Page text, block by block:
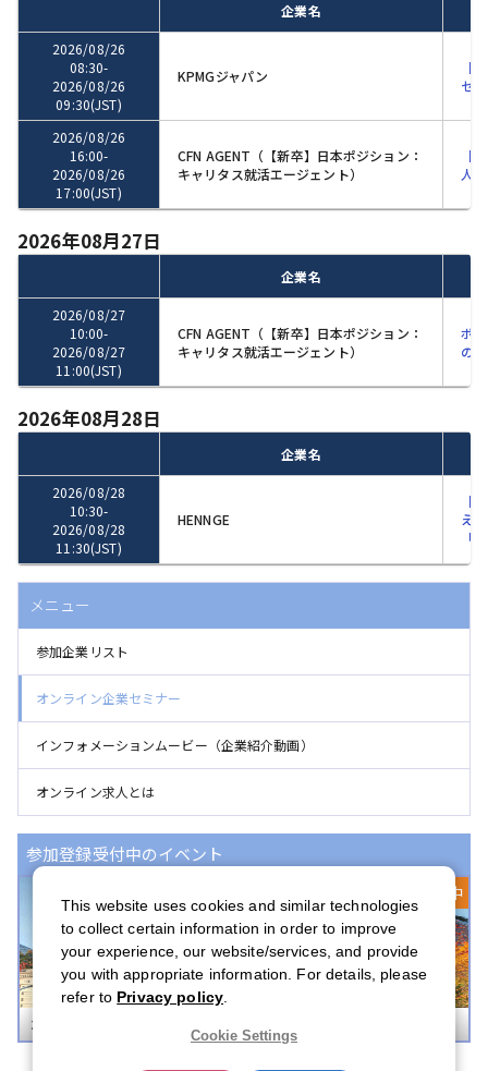
企業名
2026/08/26
08:30-
2026/08/26
09:30(JST)
KPMGジャパン
【
セ
2026/08/26
16:00-
2026/08/26
17:00(JST)
CFN AGENT（【新卒】日本ポジション：
キャリタス就活エージェント）
【
人
2026年08月27日
企業名
2026/08/27
10:00-
2026/08/27
11:00(JST)
CFN AGENT（【新卒】日本ポジション：
キャリタス就活エージェント）
ボ
の
2026年08月28日
企業名
2026/08/28
10:30-
2026/08/28
11:30(JST)
HENNGE
【
え
「
メニュー
参加企業リスト
オンライン企業セミナー
インフォメーションムービー（企業紹介動画）
オンライン求人とは
参加登録受付中のイベント
登録受付中
ボストンキャリアフォーラム 2026
This website uses cookies and similar technologies
to collect certain information in order to improve
your experience, our website/services, and provide
you with appropriate information. For details, please
refer to Privacy policy
Cookie Settings